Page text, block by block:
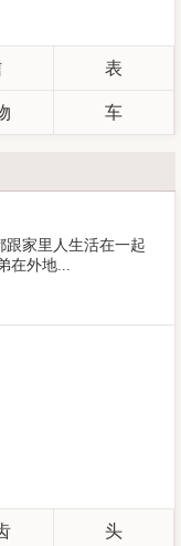
表
车
跟家里人生活在一起
在外地...
头